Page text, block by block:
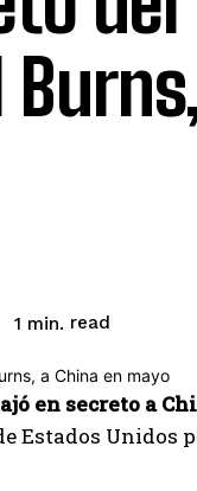
1 min. read
en secreto a
Estados